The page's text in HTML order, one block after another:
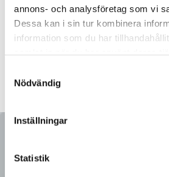
annons- och analysföretag som vi
Dessa kan i sin tur kombinera
information som du har
Nödvändig
Inställningar
Statistik
Ring oss